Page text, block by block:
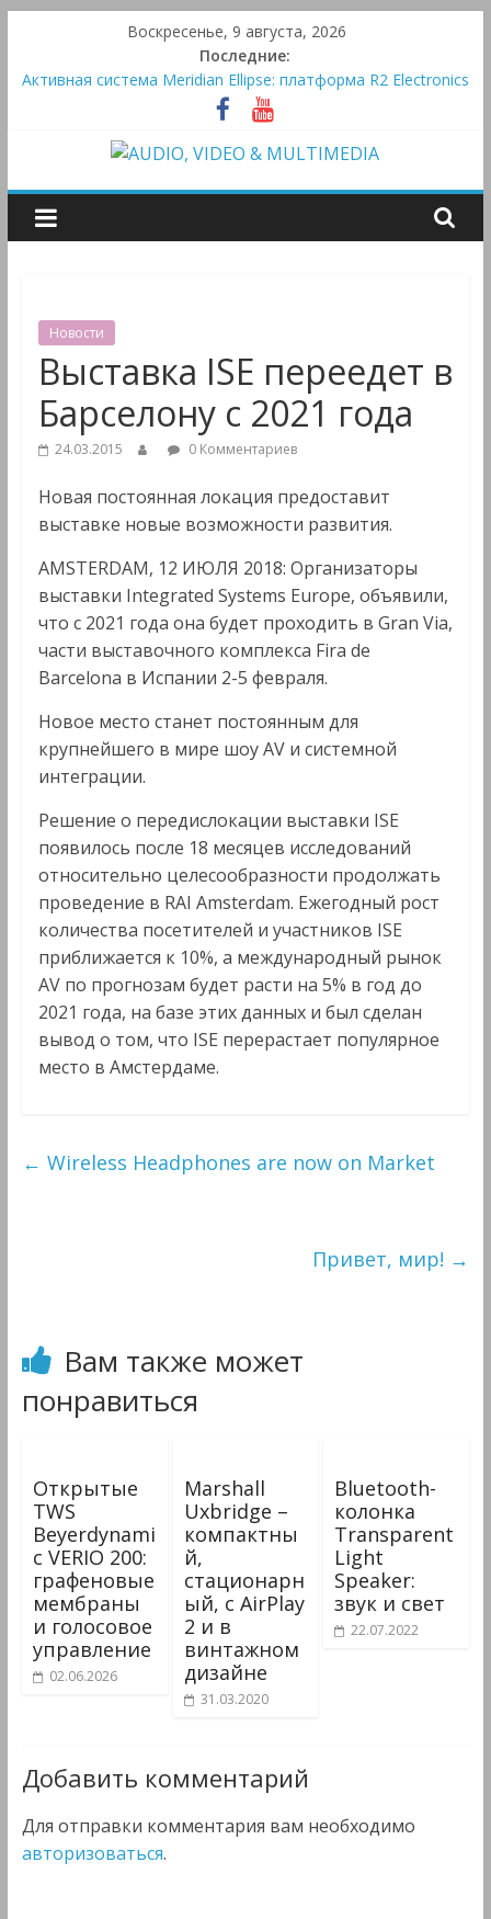
content
Воскресенье, 9 августа, 2026
Последние:
Victrola Automatic — традиционный виниловый автомат,
дополненный Bluetooth
Активная система Meridian Ellipse: платформа R2 Electronics
Bluetooth-колонки Marshall Emberton III и Willen II:
Преамп Schiit Saga 2: лестничная громкость, пассивный или
активный класс А
AUDIO,
VIDEO
&
MULTIMEDIA
Аудио,
Видео
Мультимедиа
Новости
Выставка ISE переедет в
Барселону с 2021 года
24.03.2015 0 Комментариев
Новая постоянная локация предоставит
выставке новые возможности развития.
AMSTERDAM, 12 ИЮЛЯ 2018: Организаторы
выставки Integrated Systems Europe, объявили,
что с 2021 года она будет проходить в Gran Via,
части выставочного комплекса Fira de
Barcelona в Испании 2-5 февраля.
Новое место станет постоянным для
крупнейшего в мире шоу AV и системной
интеграции.
Решение о передислокации выставки ISE
появилось после 18 месяцев исследований
относительно целесообразности продолжать
проведение в RAI Amsterdam. Ежегодный рост
количества посетителей и участников ISE
приближается к 10%, а международный рынок
AV по прогнозам будет расти на 5% в год до
2021 года, на базе этих данных и был сделан
вывод о том, что ISE перерастает популярное
место в Амстердаме.
← Wireless Headphones are now on Market
Привет, мир! →
Вам также может
понравиться
Открытые
TWS
Beyerdynami
c VERIO 200:
графеновые
мембраны
и голосовое
управление
02.06.2026
Marshall
Uxbridge –
компактны
й,
стационарн
ый, с AirPlay
2 и в
винтажном
дизайне
31.03.2020
Bluetooth-
колонка
Transparent
Light
Speaker:
звук и свет
22.07.2022
Добавить комментарий
Для отправки комментария вам необходимо
авторизоваться.